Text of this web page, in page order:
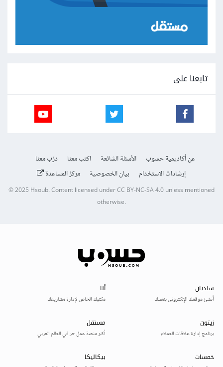
تابعنا على
عن أكاديمية حسوب الأسئلة الشائعة اكتب معنا
درّب معنا
إرشادات الاستخدام
بيان الخصوصية مركز المساعدة
© 2025Hsoub.Content licensed underCC BY-NC-SA 4.0unless mentioned
otherwise.